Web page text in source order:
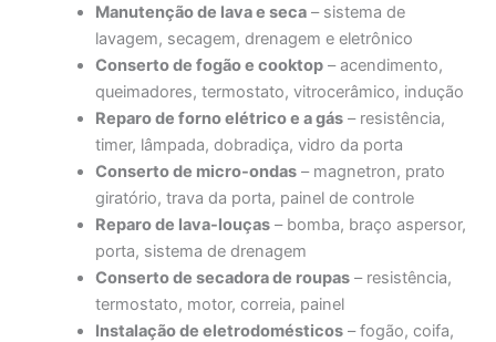
Manutenção de lava e seca – sistema de
lavagem, secagem, drenagem e eletrônico
Conserto de fogão e cooktop – acendimento,
queimadores, termostato, vitrocerâmico, indução
Reparo de forno elétrico e a gás – resistência,
timer, lâmpada, dobradiça, vidro da porta
Conserto de micro-ondas – magnetron, prato
giratório, trava da porta, painel de controle
Reparo de lava-louças – bomba, braço aspersor,
porta, sistema de drenagem
Conserto de secadora de roupas – resistência,
termostato, motor, correia, painel
Instalação de eletrodomésticos – fogão, coifa,